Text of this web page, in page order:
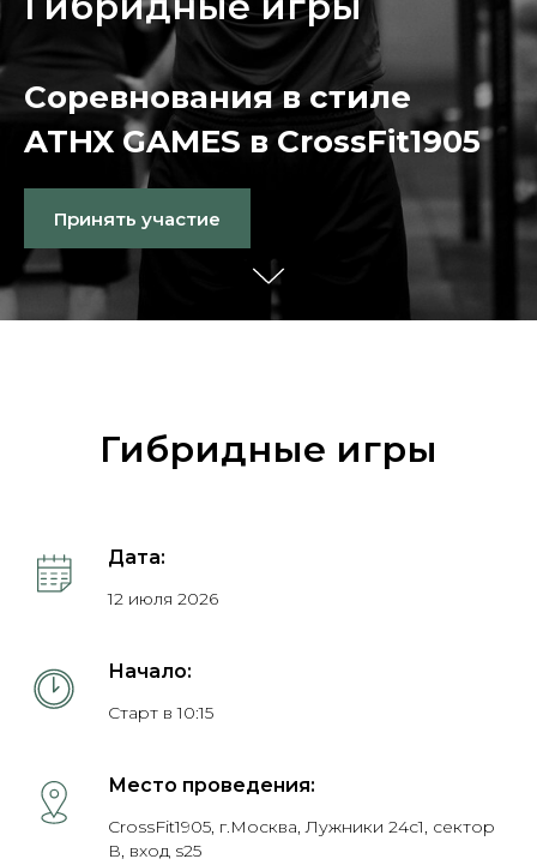
Соревнования в стиле
ATHX GAMES в CrossFit1905
Принять участие
Гибридные игры
Дата:
12 июля 2026
Начало:
Старт в 10:15
Место проведения:
CrossFit1905, г.Москва, Лужники 24с1, сектор
В, вход s25